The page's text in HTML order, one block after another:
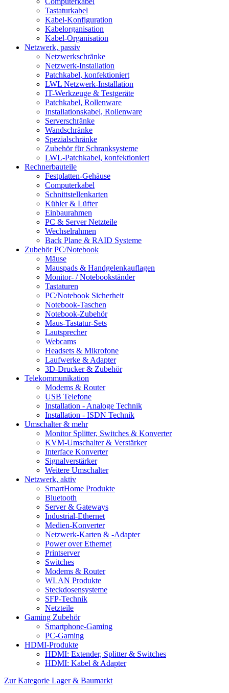
Tastaturkabel
Kabel-Konfiguration
Kabelorganisation
Kabel-Organisation
Netzwerk, passiv
Netzwerkschränke
Netzwerk-Installation
Patchkabel, konfektioniert
LWL Netzwerk-Installation
IT-Werkzeuge & Testgeräte
Patchkabel, Rollenware
Installationskabel, Rollenware
Serverschränke
Wandschränke
Spezialschränke
Zubehör für Schranksysteme
LWL-Patchkabel, konfektioniert
Rechnerbauteile
Festplatten-Gehäuse
Computerkabel
Schnittstellenkarten
Kühler & Lüfter
Einbaurahmen
PC & Server Netzteile
Wechselrahmen
Back Plane & RAID Systeme
Zubehör PC/Notebook
Mäuse
Mauspads & Handgelenkauflagen
Monitor- / Notebookständer
Tastaturen
PC/Notebook Sicherheit
Notebook-Taschen
Notebook-Zubehör
Maus-Tastatur-Sets
Lautsprecher
Webcams
Headsets & Mikrofone
Laufwerke & Adapter
3D-Drucker & Zubehör
Telekommunikation
Modems & Router
USB Telefone
Installation - Analoge Technik
Installation - ISDN Technik
Umschalter & mehr
Monitor Splitter, Switches & Konverter
KVM-Umschalter & Verstärker
Interface Konverter
Signalverstärker
Weitere Umschalter
Netzwerk, aktiv
SmartHome Produkte
Bluetooth
Server & Gateways
Industrial-Ethernet
Medien-Konverter
Netzwerk-Karten & -Adapter
Power over Ethernet
Printserver
Switches
Modems & Router
WLAN Produkte
Steckdosensysteme
SFP-Technik
Netzteile
Gaming Zubehör
Smartphone-Gaming
PC-Gaming
HDMI-Produkte
HDMI: Extender, Splitter & Switches
HDMI: Kabel & Adapter
Zur Kategorie Lager & Baumarkt